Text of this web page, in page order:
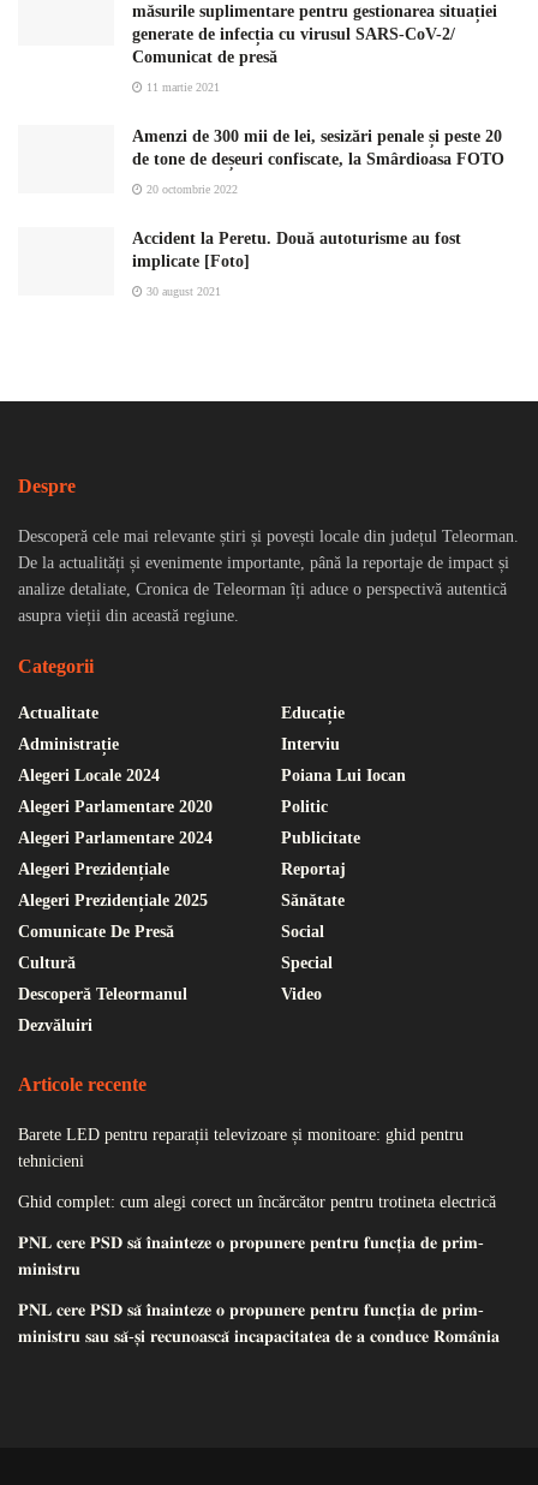
măsurile suplimentare pentru gestionarea situației
generate de infecția cu virusul SARS-CoV-2/
Comunicat de presă
11 martie 2021
Amenzi de 300 mii de lei, sesizări penale și peste 20
de tone de deșeuri confiscate, la Smârdioasa FOTO
20 octombrie 2022
Accident la Peretu. Două autoturisme au fost
implicate [Foto]
30 august 2021
Despre
Descoperă cele mai relevante știri și povești locale din județul Teleorman.
De la actualități și evenimente importante, până la reportaje de impact și
analize detaliate, Cronica de Teleorman îți aduce o perspectivă autentică
asupra vieții din această regiune.
Categorii
Actualitate
Administrație
Alegeri Locale 2024
Alegeri Parlamentare 2020
Alegeri Parlamentare 2024
Alegeri Prezidențiale
Alegeri Prezidențiale 2025
Comunicate De Presă
Cultură
Descoperă Teleormanul
Dezvăluiri
Educație
Interviu
Poiana Lui Iocan
Politic
Publicitate
Reportaj
Sănătate
Social
Special
Video
Articole recente
Barete LED pentru reparații televizoare și monitoare: ghid pentru
tehnicieni
Ghid complet: cum alegi corect un încărcător pentru trotineta electrică
𝐏𝐍𝐋 𝐜𝐞𝐫𝐞 𝐏𝐒𝐃 𝐬𝐚̆ 𝐢̂𝐧𝐚𝐢𝐧𝐭𝐞𝐳𝐞 𝐨 𝐩𝐫𝐨𝐩𝐮𝐧𝐞𝐫𝐞 𝐩𝐞𝐧𝐭𝐫𝐮 𝐟𝐮𝐧𝐜𝐭̦𝐢𝐚 𝐝𝐞 𝐩𝐫𝐢𝐦-
𝐦𝐢𝐧𝐢𝐬𝐭𝐫𝐮
𝐏𝐍𝐋 𝐜𝐞𝐫𝐞 𝐏𝐒𝐃 𝐬𝐚̆ 𝐢̂𝐧𝐚𝐢𝐧𝐭𝐞𝐳𝐞 𝐨 𝐩𝐫𝐨𝐩𝐮𝐧𝐞𝐫𝐞 𝐩𝐞𝐧𝐭𝐫𝐮 𝐟𝐮𝐧𝐜𝐭̦𝐢𝐚 𝐝𝐞 𝐩𝐫𝐢𝐦-
𝐦𝐢𝐧𝐢𝐬𝐭𝐫𝐮 𝐬𝐚𝐮 𝐬𝐚̆-𝐬̦𝐢 𝐫𝐞𝐜𝐮𝐧𝐨𝐚𝐬𝐜𝐚̆ 𝐢𝐧𝐜𝐚𝐩𝐚𝐜𝐢𝐭𝐚𝐭𝐞𝐚 𝐝𝐞 𝐚 𝐜𝐨𝐧𝐝𝐮𝐜𝐞 𝐑𝐨𝐦𝐚̂𝐧𝐢𝐚